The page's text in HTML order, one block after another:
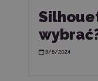
3/6/2024